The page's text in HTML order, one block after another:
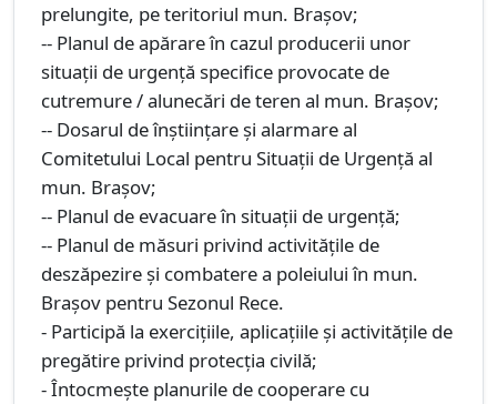
prelungite, pe teritoriul mun. Braşov;
-- Planul de apărare în cazul producerii unor
situații de urgență specifice provocate de
cutremure / alunecări de teren al mun. Brașov;
-- Dosarul de înștiințare și alarmare al
Comitetului Local pentru Situații de Urgență al
mun. Brașov;
-- Planul de evacuare în situații de urgență;
-- Planul de măsuri privind activitățile de
deszăpezire și combatere a poleiului în mun.
Brașov pentru Sezonul Rece.
- Participă la exerciţiile, aplicaţiile şi activităţile de
pregătire privind protecţia civilă;
- Întocmește planurile de cooperare cu